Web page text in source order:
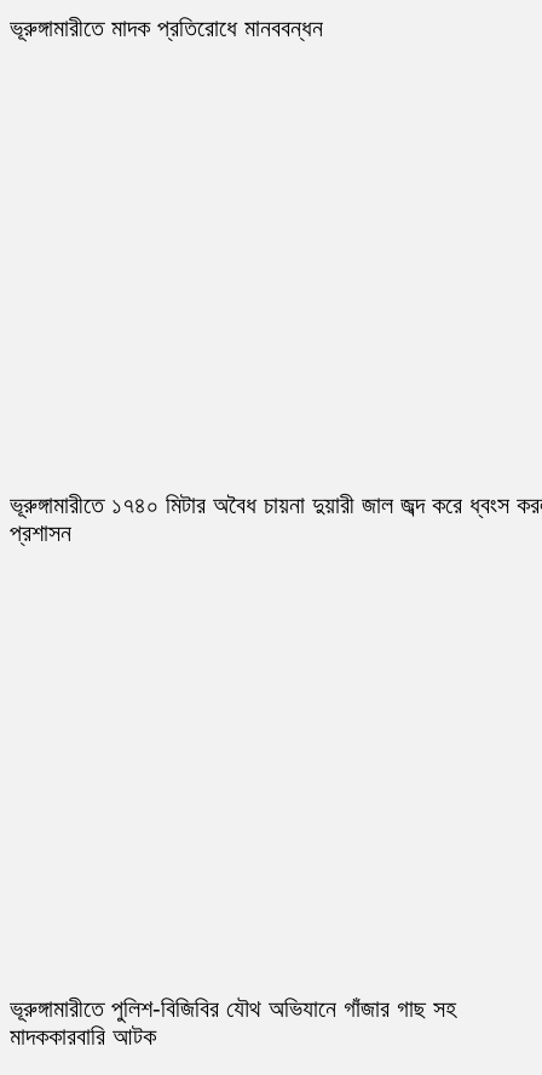
ভূরুঙ্গামারীতে মাদক প্রতিরোধে মানববন্ধন
ভূরুঙ্গামারীতে ১৭৪০ মিটার অবৈধ চায়না দুয়ারী জাল জব্দ করে ধ্বংস
প্রশাসন
ভূরুঙ্গামারীতে পুলিশ-বিজিবির যৌথ অভিযানে গাঁজার গাছ সহ
মাদককারবারি আটক